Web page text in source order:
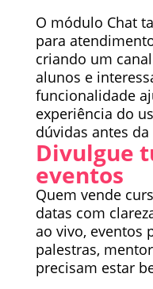
O módulo Chat
para
criando um
alunos e
funcionalidade
experiência do
dúvidas antes
Divulgue
eventos
Quem vende
datas com
ao vivo, eventos
palestras,
precisam estar